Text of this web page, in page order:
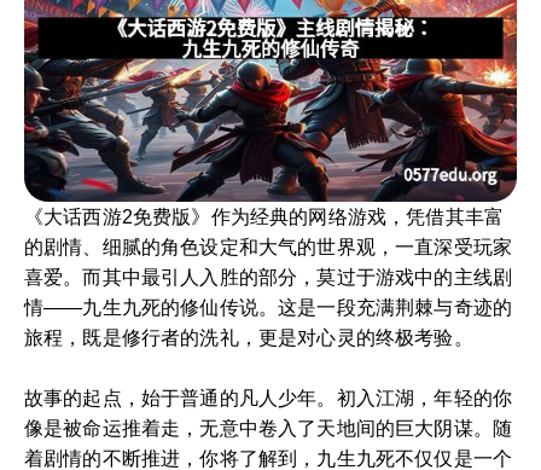
《大话西游2免费版》作为经典的网络游戏，凭借其丰富
的剧情、细腻的角色设定和大气的世界观，一直深受玩家
喜爱。而其中最引人入胜的部分，莫过于游戏中的主线剧
情——九生九死的修仙传说。这是一段充满荆棘与奇迹的
旅程，既是修行者的洗礼，更是对心灵的终极考验。
故事的起点，始于普通的凡人少年。初入江湖，年轻的你
像是被命运推着走，无意中卷入了天地间的巨大阴谋。随
着剧情的不断推进，你将了解到，九生九死不仅仅是一个